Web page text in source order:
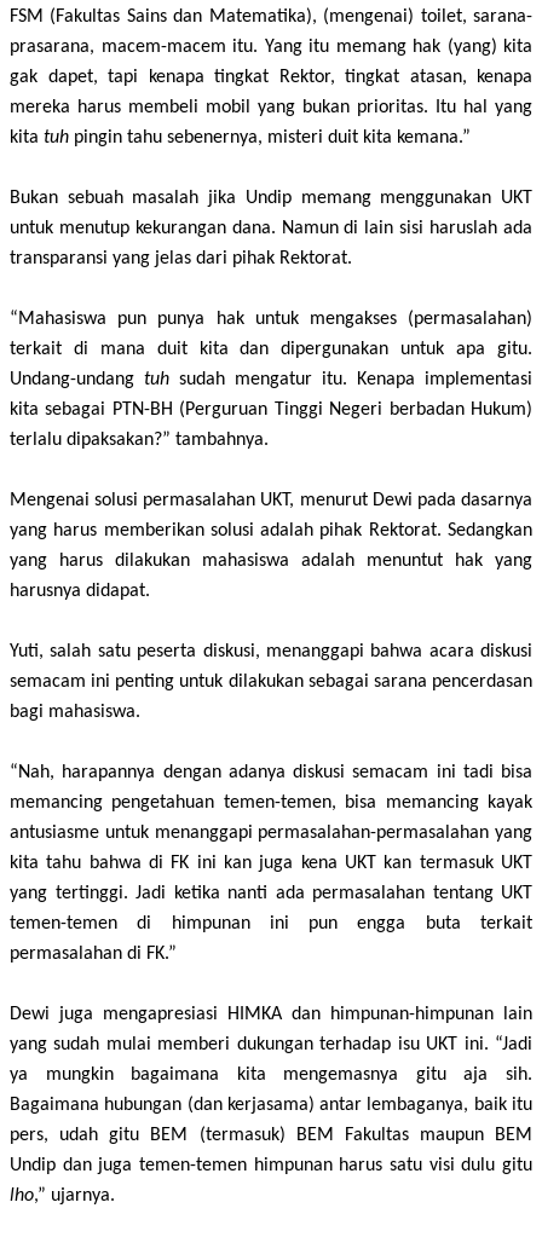
FSM (Fakultas Sains dan Matematika), (mengenai) toilet, sarana-
prasarana, macem-macem itu. Yang itu memang hak (yang) kita
gak dapet, tapi kenapa tingkat Rektor, tingkat atasan, kenapa
mereka harus membeli mobil yang bukan prioritas. Itu hal yang
kita tuh pingin tahu sebenernya, misteri duit kita kemana.”
Bukan sebuah masalah jika Undip memang menggunakan UKT
untuk menutup kekurangan dana. Namun di lain sisi haruslah ada
transparansi yang jelas dari pihak Rektorat.
“Mahasiswa pun punya hak untuk mengakses (permasalahan)
terkait di mana duit kita dan dipergunakan untuk apa gitu.
Undang-undang tuh sudah mengatur itu. Kenapa implementasi
kita sebagai PTN-BH (Perguruan Tinggi Negeri berbadan Hukum)
terlalu dipaksakan?” tambahnya.
Mengenai solusi permasalahan UKT, menurut Dewi pada dasarnya
yang harus memberikan solusi adalah pihak Rektorat. Sedangkan
yang harus dilakukan mahasiswa adalah menuntut hak yang
harusnya didapat.
Yuti, salah satu peserta diskusi, menanggapi bahwa acara diskusi
semacam ini penting untuk dilakukan sebagai sarana pencerdasan
bagi mahasiswa.
“Nah, harapannya dengan adanya diskusi semacam ini tadi bisa
memancing pengetahuan temen-temen, bisa memancing kayak
antusiasme untuk menanggapi permasalahan-permasalahan yang
kita tahu bahwa di FK ini kan juga kena UKT kan termasuk UKT
yang tertinggi. Jadi ketika nanti ada permasalahan tentang UKT
temen-temen di himpunan ini pun engga buta terkait
permasalahan di FK.”
Dewi juga mengapresiasi HIMKA dan himpunan-himpunan lain
yang sudah mulai memberi dukungan terhadap isu UKT ini. “Jadi
ya mungkin bagaimana kita mengemasnya gitu aja sih.
Bagaimana hubungan (dan kerjasama) antar lembaganya, baik itu
pers, udah gitu BEM (termasuk) BEM Fakultas maupun BEM
Undip dan juga temen-temen himpunan harus satu visi dulu gitu
lho,” ujarnya.